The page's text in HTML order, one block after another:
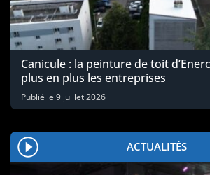
Canicule : la peinture de toit
plus en plus les entreprises
Publié le 9 juillet 2026
ACTUALITÉS